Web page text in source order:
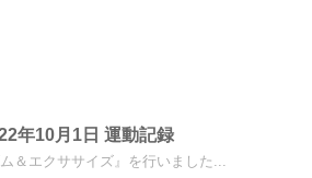
年10月1日 運動記録
＆エクササイズ』を行いました...